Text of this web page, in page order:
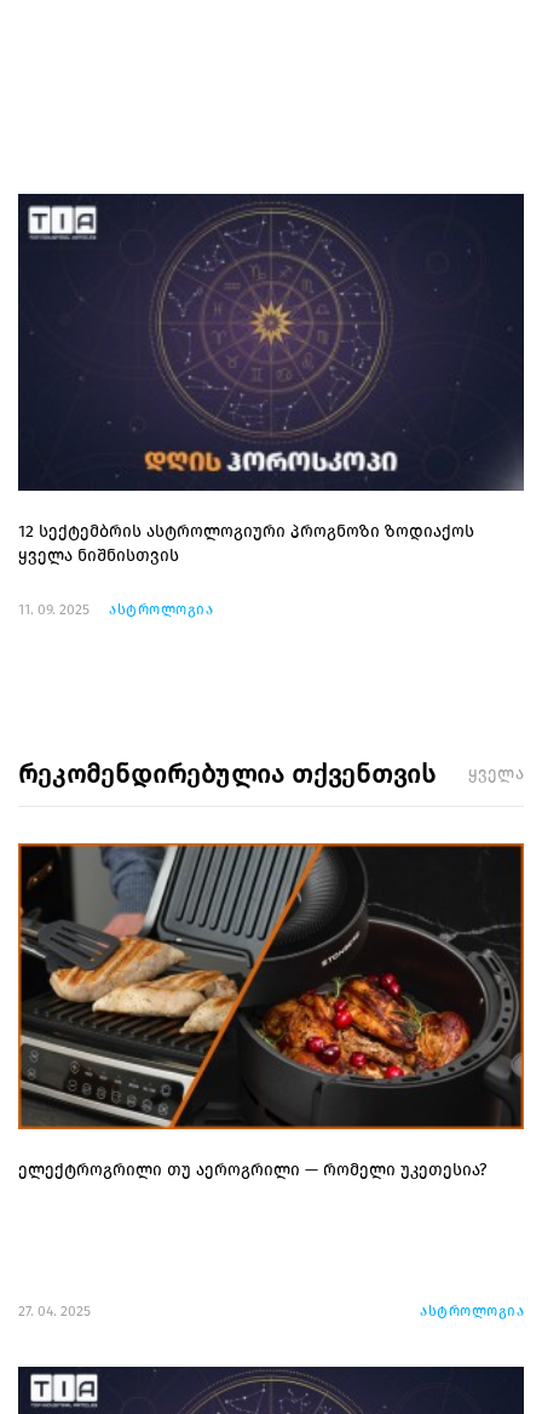
12 სექტემბრის ასტროლოგიური პროგნოზი ზოდიაქოს
ყველა ნიშნისთვის
11. 09. 2025 ასტროლოგია
რეკომენდირებულია თქვენთვის ყველა
ელექტროგრილი თუ აეროგრილი — რომელი უკეთესია?
27. 04. 2025 ასტროლოგია